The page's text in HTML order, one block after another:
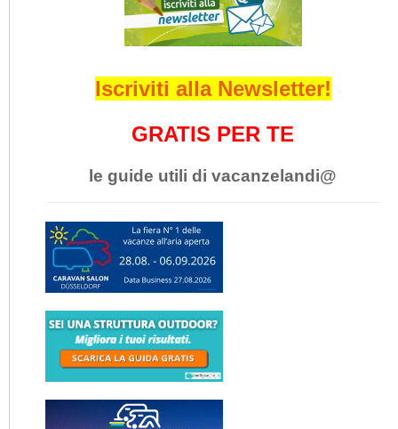
Iscriviti alla Newsletter!
GRATIS PER TE
le guide utili di vacanzelandi@